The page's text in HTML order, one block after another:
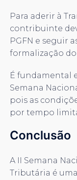
Para aderir à
contribuinte
PGFN e seguir
formalização
É fundamental
Semana
pois as
por tempo
Conclusão
A II Semana
Tributária é